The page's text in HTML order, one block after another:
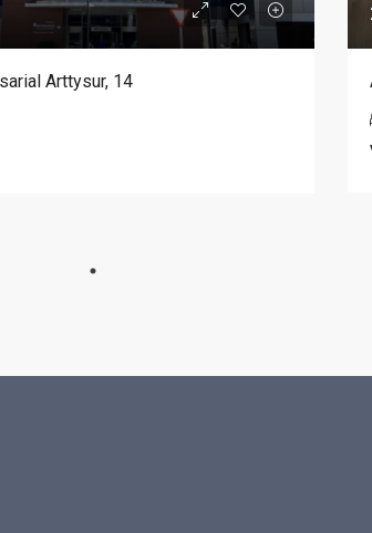
Arttysur, 14